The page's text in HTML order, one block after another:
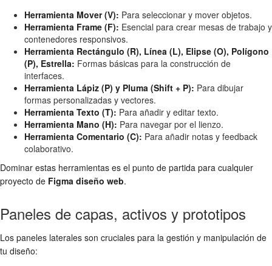
Herramienta Mover (V): Para seleccionar y mover objetos.
Herramienta Frame (F): Esencial para crear mesas de trabajo y
contenedores responsivos.
Herramienta Rectángulo (R), Línea (L), Elipse (O), Polígono
(P), Estrella: Formas básicas para la construcción de
interfaces.
Herramienta Lápiz (P) y Pluma (Shift + P): Para dibujar
formas personalizadas y vectores.
Herramienta Texto (T): Para añadir y editar texto.
Herramienta Mano (H): Para navegar por el lienzo.
Herramienta Comentario (C): Para añadir notas y feedback
colaborativo.
Dominar estas herramientas es el punto de partida para cualquier
proyecto de Figma diseño web.
Paneles de capas, activos y prototipos
Los paneles laterales son cruciales para la gestión y manipulación de
tu diseño: